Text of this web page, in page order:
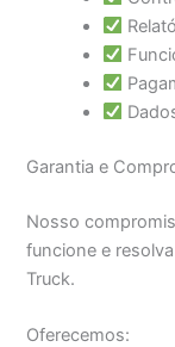
Garantia e
Nosso
funcione e
Truck.
Oferecemos: